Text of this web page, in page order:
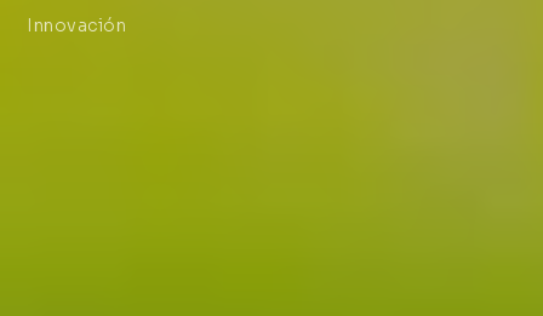
Innovación